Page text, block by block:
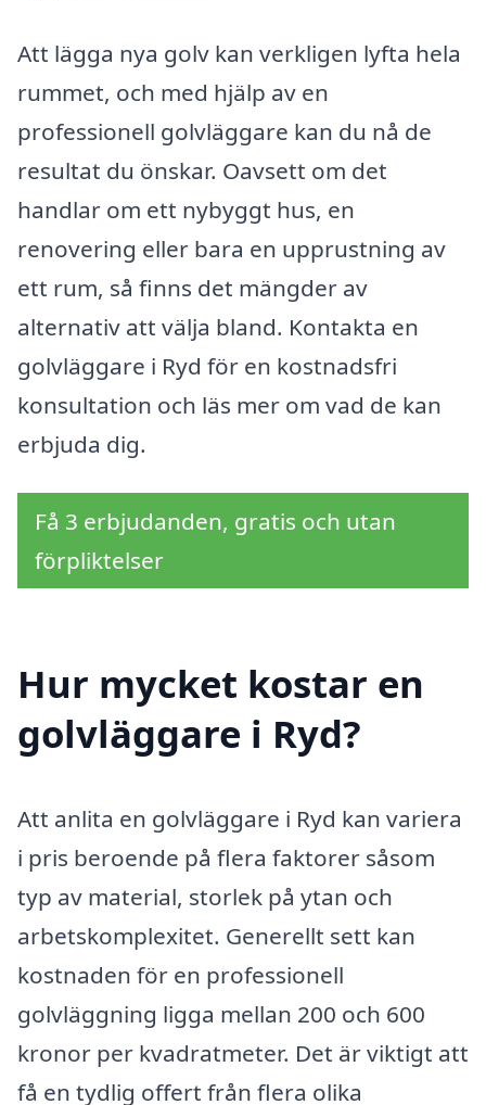
Att lägga nya golv kan verkligen lyfta hela
rummet, och med hjälp av en
professionell golvläggare kan du nå de
resultat du önskar. Oavsett om det
handlar om ett nybyggt hus, en
renovering eller bara en upprustning av
ett rum, så finns det mängder av
alternativ att välja bland. Kontakta en
golvläggare i Ryd för en kostnadsfri
konsultation och läs mer om vad de kan
erbjuda dig.
Få 3 erbjudanden, gratis och utan
förpliktelser
Hur mycket kostar en
golvläggare i Ryd?
Att anlita en golvläggare i Ryd kan variera
i pris beroende på flera faktorer såsom
typ av material, storlek på ytan och
arbetskomplexitet. Generellt sett kan
kostnaden för en professionell
golvläggning ligga mellan 200 och 600
kronor per kvadratmeter. Det är viktigt att
få en tydlig offert från flera olika